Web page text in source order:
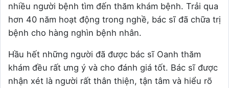
nhiều người bệnh tìm đến thăm khám bệnh. Trải qua
hơn 40 năm hoạt động trong nghề, bác sĩ đã chữa trị
bệnh cho hàng nghìn bệnh nhân.
Hầu hết những người đã được bác sĩ Oanh thăm
khám đều rất ưng ý và cho đánh giá tốt. Bác sĩ được
nhận xét là người rất thân thiện, tận tâm và hiểu rõ